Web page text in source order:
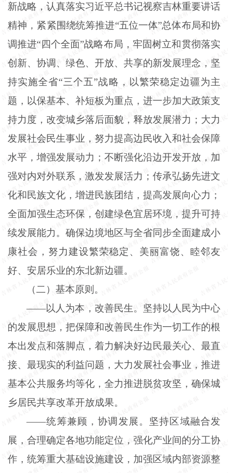
新战略，认真落实习近平总书记视察吉林重要讲话
精神，紧紧围绕统筹推进“五位一体”总体布局和协
调推进“四个全面”战略布局，牢固树立和贯彻落实
创新、协调、绿色、开放、共享的新发展理念，坚
持实施全省“三个五”战略，以繁荣稳定边疆为主
题，以保基本、补短板为重点，进一步加大政策支
持力度，改变城乡落后面貌，释放发展潜力；大力
发展社会民生事业，努力提高边民收入和社会保障
水平，增强发展动力；不断强化沿边开发开放，加
强对内对外联系，激发发展活力；传承弘扬先进文
化和民族文化，增进民族团结，提高发展向心力；
全面加强生态环保，创建绿色宜居环境，提升可持
续发展能力。确保边境地区与全省同步全面建成小
康社会，努力建设繁荣稳定、美丽富饶、睦邻友
好、安居乐业的东北新边疆。
（二）基本原则。
——以人为本，改善民生。坚持以人民为中心
的发展思想，把保障和改善民生作为一切工作的根
本出发点和落脚点，着力解决好边民最关心、最直
接、最现实的利益问题，大力发展社会事业，推进
基本公共服务均等化，全力推进脱贫攻坚，确保城
乡居民共享改革开放成果。
——统筹兼顾，协调发展。坚持区域融合发
展，合理确定各地功能定位，强化产业间的分工协
作，统筹重大基础设施建设，加强区域内部资源整